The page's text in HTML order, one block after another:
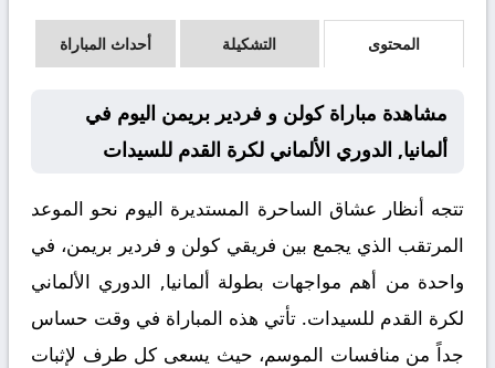
المحتوى التشكيلة أحداث المباراة
مشاهدة مباراة كولن و فردير بريمن اليوم في
ألمانيا, الدوري الألماني لكرة القدم للسيدات
تتجه أنظار عشاق الساحرة المستديرة اليوم نحو الموعد
المرتقب الذي يجمع بين فريقي كولن و فردير بريمن، في
واحدة من أهم مواجهات بطولة ألمانيا, الدوري الألماني
لكرة القدم للسيدات. تأتي هذه المباراة في وقت حساس
جداً من منافسات الموسم، حيث يسعى كل طرف لإثبات